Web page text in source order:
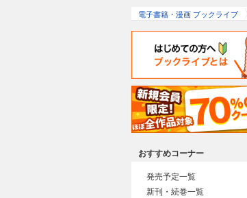
電子書籍・漫画 ブックライブ
おすすめコーナー
発売予定一覧
新刊・続巻一覧